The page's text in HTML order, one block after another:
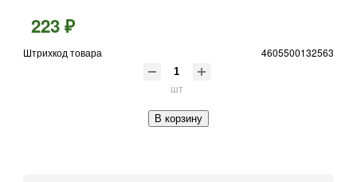
223 ₽
Штрихкод товара 4605500132563
шт
В корзину